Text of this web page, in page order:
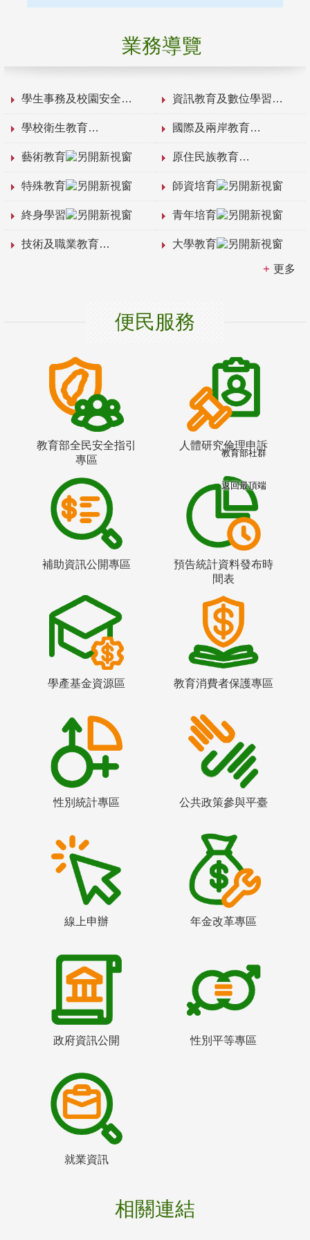
業務導覽
學生事務及校園安全 資訊教育及數位學習
學校衛生教育 國際及兩岸教育
藝術教育 原住民族教育
特殊教育 師資培育
終身學習 青年培育
技術及職業教育 大學教育
更多
便民服務
教育部全民安全指引
專區
人體研究倫理申訴
補助資訊公開專區
預告統計資料發布時
間表
學產基金資源區 教育消費者保護專區
性別統計專區 公共政策參與平臺
線上申辦 年金改革專區
政府資訊公開 性別平等專區
就業資訊
相關連結
教育部社群
返回最頂端